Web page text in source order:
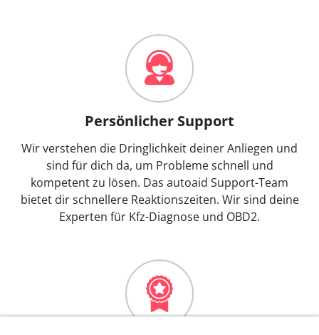
Persönlicher Support
Wir verstehen die Dringlichkeit deiner Anliegen und
sind für dich da, um Probleme schnell und
kompetent zu lösen. Das autoaid Support-Team
bietet dir schnellere Reaktionszeiten. Wir sind deine
Experten für Kfz-Diagnose und OBD2.